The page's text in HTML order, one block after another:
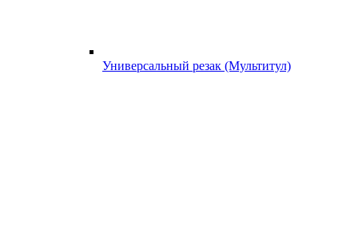
Универсальный резак (Мультитул)